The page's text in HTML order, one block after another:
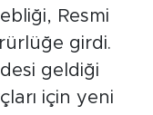
Resmi
girdi.
geldiği
için yeni